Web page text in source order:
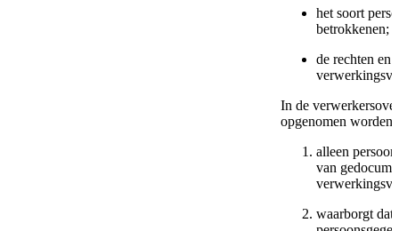
het soort
betrokkenen;
de rechten en
In de
opgenomen worden
alleen
van
waarborgt dat